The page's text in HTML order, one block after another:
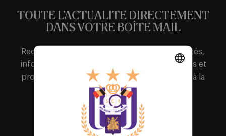
TOUTE L’ACTUALITE DIRECTEMENT
DANS VOTRE BOÎTE MAIL
Recevez en avant-première toutes les actualités,
informations sur les tickets, sortie des maillots et
promotions intéressantes en vous inscrivant à la
newsletter.
S'abonner